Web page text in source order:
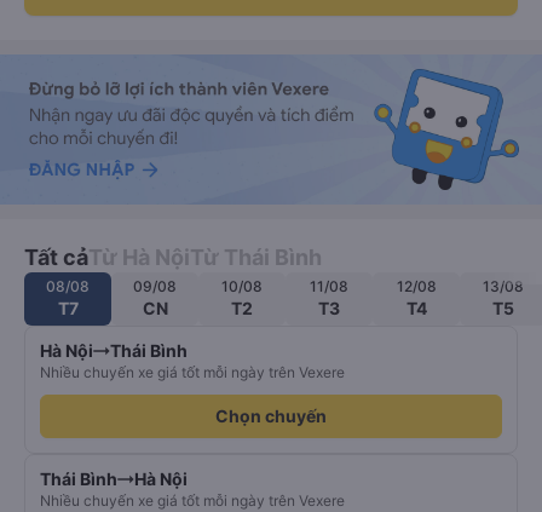
Tất cảTừ Hà NộiTừ Thái Bình
08/08
T7
09/08
CN
10/08
T2
11/08
T3
12/08
T4
13/08
T5
Hà Nội Thái Bình
Nhiều chuyến xe giá tốt mỗi ngày trên Vexere
Chọn chuyến
Thái Bình Hà Nội
Nhiều chuyến xe giá tốt mỗi ngày trên Vexere